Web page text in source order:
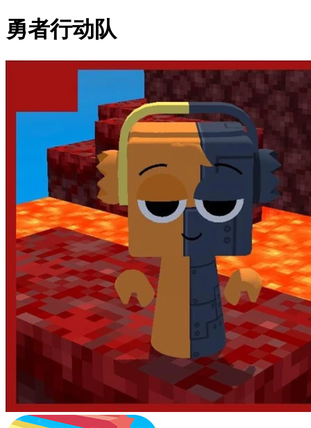
勇者行动队